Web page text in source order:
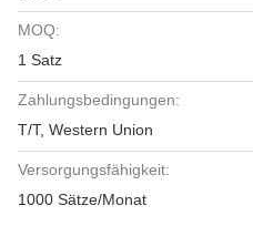
MOQ:
1 Satz
Zahlungsbedingungen:
T/T, Western Union
Versorgungsfähigkeit:
1000 Sätze/Monat